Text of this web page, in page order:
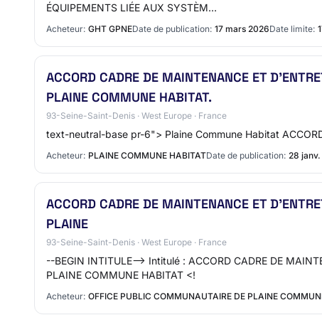
ÉQUIPEMENTS LIÉE AUX SYSTÈM…
Acheteur: GHT GPNEDate de publication: 17 mars 2026Date limite:
ACCORD CADRE DE MAINTENANCE ET
PLAINE COMMUNE HABITAT.
93-Seine-Saint-Denis · West Europe · France
text-neutral-base pr-6"> Plaine Commune Habitat ACCORD
Acheteur: PLAINE COMMUNE HABITATDate de publication: 28
ACCORD CADRE DE MAINTENANCE ET
PLAINE
93-Seine-Saint-Denis · West Europe · France
--BEGIN INTITULE--> Intitulé : ACCORD CADRE DE
PLAINE COMMUNE HABITAT <!
Acheteur: OFFICE PUBLIC COMMUNAUTAIRE DE PLAINE